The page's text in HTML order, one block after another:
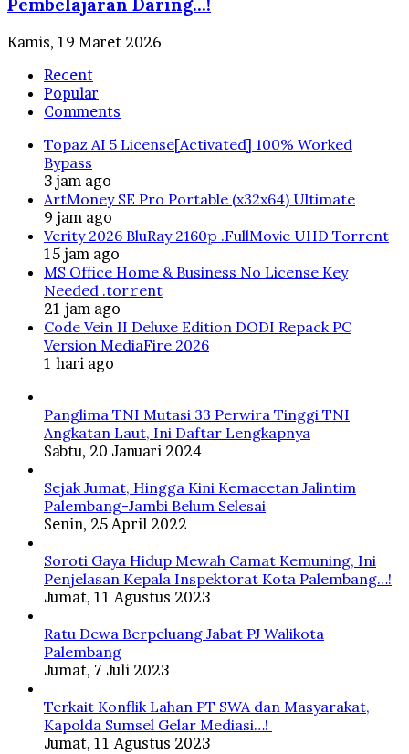
Pembelajaran Daring…!
Kamis, 19 Maret 2026
Recent
Popular
Comments
Topaz AI 5 License[Activated] 100% Worked
Bypass
3 jam ago
ArtMoney SE Pro Portable (x32x64) Ultimate
9 jam ago
Verity 2026 BluRay 2160𝚙 .FullMov𝗂e UHD Torrent
15 jam ago
MS Office Home & Business No License Key
Needed .tоr𝚛еnt
21 jam ago
Code Vein II Deluxe Edition DODI Repack PC
Version MediaFire 2026
1 hari ago
Panglima TNI Mutasi 33 Perwira Tinggi TNI
Angkatan Laut, Ini Daftar Lengkapnya
Sabtu, 20 Januari 2024
Sejak Jumat, Hingga Kini Kemacetan Jalintim
Palembang-Jambi Belum Selesai
Senin, 25 April 2022
Soroti Gaya Hidup Mewah Camat Kemuning, Ini
Penjelasan Kepala Inspektorat Kota Palembang…!
Jumat, 11 Agustus 2023
Ratu Dewa Berpeluang Jabat PJ Walikota
Palembang
Jumat, 7 Juli 2023
Terkait Konflik Lahan PT SWA dan Masyarakat,
Kapolda Sumsel Gelar Mediasi…!
Jumat, 11 Agustus 2023